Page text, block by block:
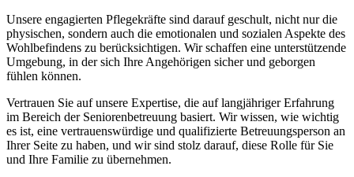
Unsere engagierten Pflegekräfte sind darauf geschult, nicht nur die
physischen, sondern auch die emotionalen und sozialen Aspekte des
Wohlbefindens zu berücksichtigen. Wir schaffen eine unterstützende
Umgebung, in der sich Ihre Angehörigen sicher und geborgen
fühlen können.
Vertrauen Sie auf unsere Expertise, die auf langjähriger Erfahrung
im Bereich der Seniorenbetreuung basiert. Wir wissen, wie wichtig
es ist, eine vertrauenswürdige und qualifizierte Betreuungsperson an
Ihrer Seite zu haben, und wir sind stolz darauf, diese Rolle für Sie
und Ihre Familie zu übernehmen.